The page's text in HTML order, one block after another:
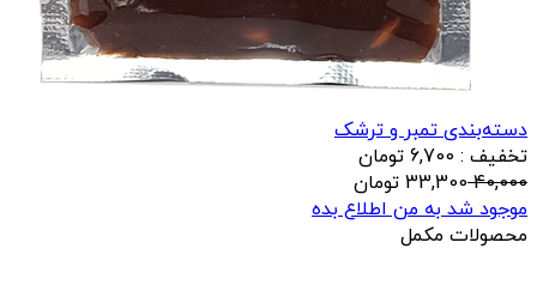
دسته‌بندی تمبر و ترشک
تخفیف : 6,700 تومان
40,000
33,300 تومان
موجود شد به من اطلاع بده
محصولات مکمل